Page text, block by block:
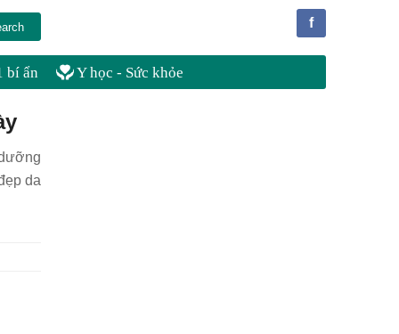
f
bí ẩn Y học - Sức khỏe
da